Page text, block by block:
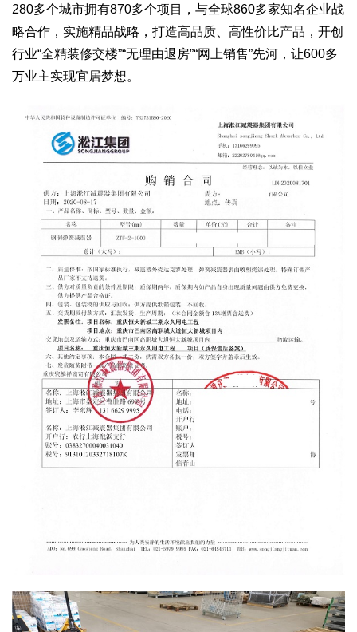
280多个城市拥有870多个项目，与全球860多家知名企业战
略合作，实施精品战略，打造高品质、高性价比产品，开创
行业“全精装修交楼”“无理由退房”“网上销售”先河，让600多
万业主实现宜居梦想。